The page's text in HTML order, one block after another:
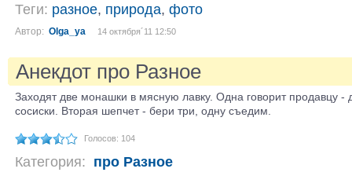
Теги: разное, природа, фото
Автор: Olga_ya 14 октября´11 12:50
Анекдот про Разное
Заходят две монашки в мясную лавку. Одна говорит продавцу -
сосиски. Вторая шепчет - бери три, одну съедим.
Голосов: 104
Категория: про Разное